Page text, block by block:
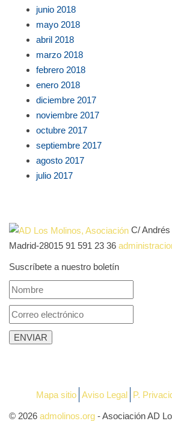
junio 2018
mayo 2018
abril 2018
marzo 2018
febrero 2018
enero 2018
diciembre 2017
noviembre 2017
octubre 2017
septiembre 2017
agosto 2017
julio 2017
C/
Madrid-28015 91 591 23 36
Suscríbete a nuestro boletín
Mapa sitio Aviso Legal P.
© 2026 admolinos.org - Asociación AD